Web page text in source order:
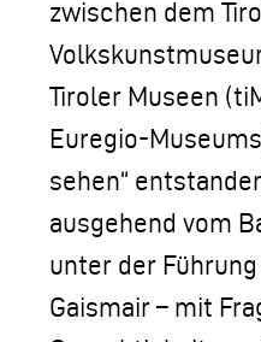
zwischen dem
Tiroler Museen
Euregio-
sehen“
ausgehend vom
unter der
Gaismair – mit